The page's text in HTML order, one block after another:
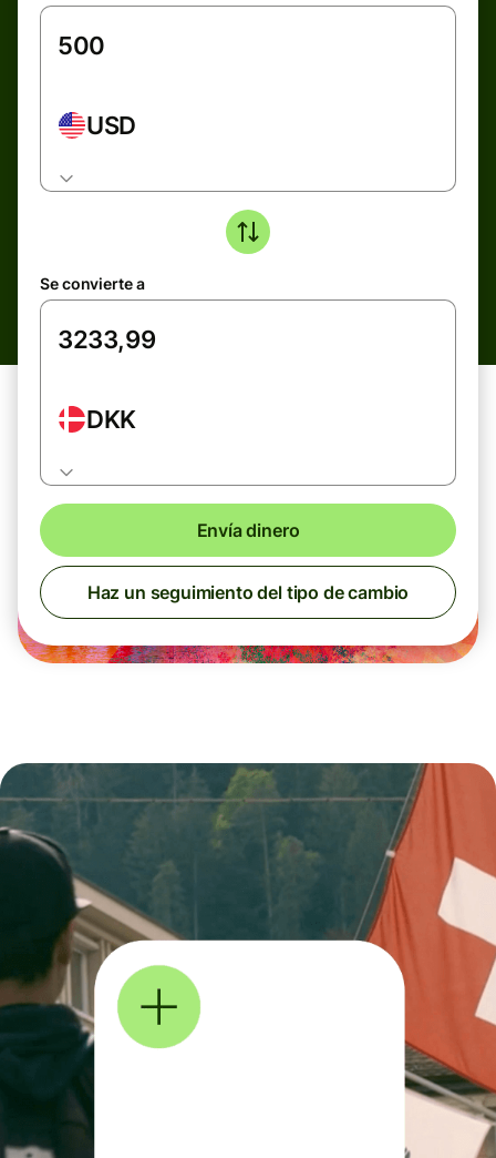
USD
Se convierte a
DKK
Envía dinero
Haz un seguimiento del tipo de cambio